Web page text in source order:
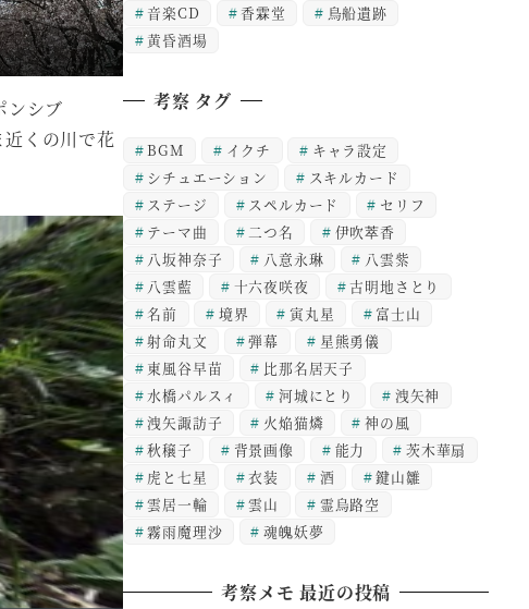
ンシブ
くの川で花
音楽CD
香霖堂
鳥船遺跡
黄昏酒場
考察 タグ
BGM イクチ
キャラ設定
シチュエーション
スキルカード
ステージ
スペルカード
セリフ
テーマ曲
二つ名
伊吹萃香
八坂神奈子
八意永琳
八雲紫
八雲藍
十六夜咲夜
古明地さとり
名前
境界 寅丸星
富士山
射命丸文
弾幕
星熊勇儀
東風谷早苗
比那名居天子
水橋パルスィ
河城にとり
洩矢神
洩矢諏訪子
火焔猫燐
神の風
秋穣子
背景画像 能力
茨木華扇
虎と七星
衣装 酒
鍵山雛
雲居一輪
雲山
霊烏路空
霧雨魔理沙
魂魄妖夢
考察メモ 最近の投稿